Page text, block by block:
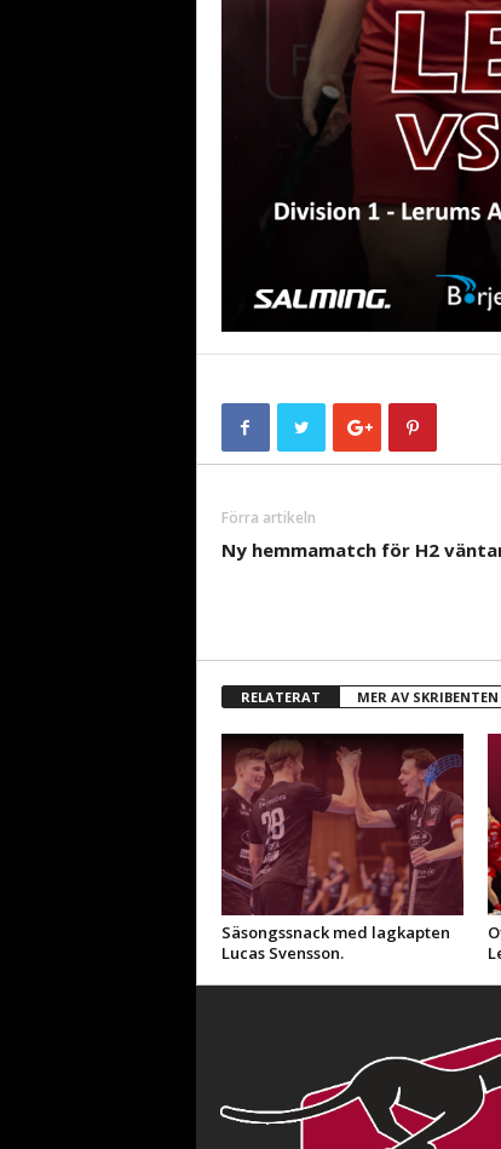
Förra artikeln
Ny hemmamatch för H2
RELATERAT MER AV SKRIBENTEN
Säsongssnack med lagkapten
Lucas Svensson.